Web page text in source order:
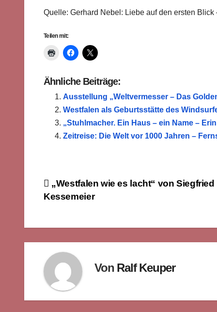
Quelle: Gerhard Nebel: Liebe auf den ersten
Teilen mit:
Ähnliche Beiträge:
Ausstellung „Weltvermesser – Das
Westfalen als Geburtsstätte des
„Stuhlmacher. Ein Haus – ein Name –
Zeitreise: Die Welt vor 1000 Jahren –
Beitragsnavigation
„Westfalen wie es lacht“ von Siegfried
Kessemeier
Von Ralf Keuper